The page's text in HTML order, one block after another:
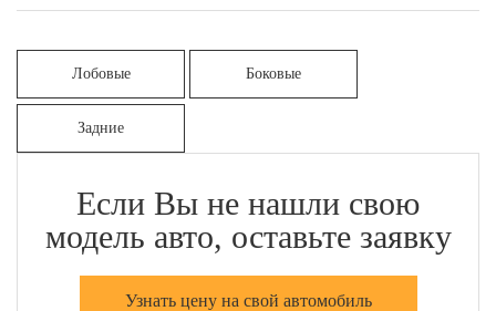
Лобовые Боковые
Задние
Если Вы не нашли свою
модель авто, оставьте заявку
Узнать цену на свой автомобиль